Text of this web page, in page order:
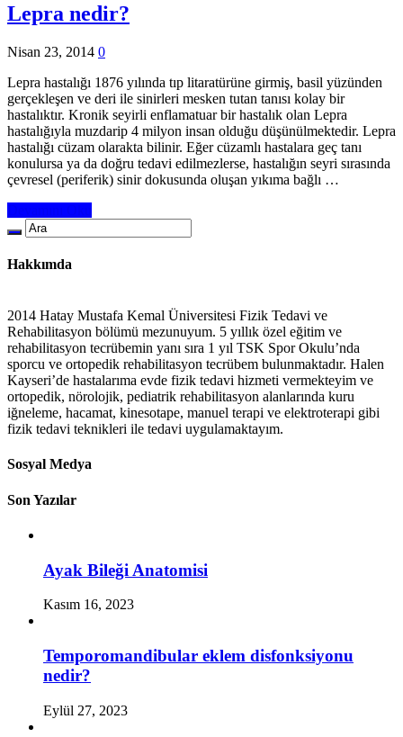
Lepra nedir?
Nisan 23, 2014 0
Lepra hastalığı 1876 yılında tıp litaratürüne girmiş, basil yüzünden
gerçekleşen ve deri ile sinirleri mesken tutan tanısı kolay bir
hastalıktır. Kronik seyirli enflamatuar bir hastalık olan Lepra
hastalığıyla muzdarip 4 milyon insan olduğu düşünülmektedir. Lepra
hastalığı cüzam olarakta bilinir. Eğer cüzamlı hastalara geç tanı
konulursa ya da doğru tedavi edilmezlerse, hastalığın seyri sırasında
çevresel (periferik) sinir dokusunda oluşan yıkıma bağlı …
Hakkımda
2014 Hatay Mustafa Kemal Üniversitesi Fizik Tedavi ve
Rehabilitasyon bölümü mezunuyum. 5 yıllık özel eğitim ve
rehabilitasyon tecrübemin yanı sıra 1 yıl TSK Spor Okulu’nda
sporcu ve ortopedik rehabilitasyon tecrübem bulunmaktadır. Halen
Kayseri’de hastalarıma evde fizik tedavi hizmeti vermekteyim ve
ortopedik, nörolojik, pediatrik rehabilitasyon alanlarında kuru
iğneleme, hacamat, kinesotape, manuel terapi ve elektroterapi gibi
fizik tedavi teknikleri ile tedavi uygulamaktayım.
Sosyal Medya
Son Yazılar
Ayak Bileği Anatomisi
Kasım 16, 2023
Temporomandibular eklem disfonksiyonu
nedir?
Eylül 27, 2023